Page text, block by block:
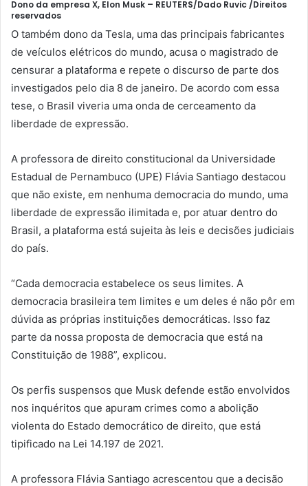
Dono da empresa X, Elon Musk – REUTERS/Dado Ruvic /Direitos
reservados
O também dono da Tesla, uma das principais fabricantes
de veículos elétricos do mundo, acusa o magistrado de
censurar a plataforma e repete o discurso de parte dos
investigados pelo dia 8 de janeiro. De acordo com essa
tese, o Brasil viveria uma onda de cerceamento da
liberdade de expressão.
A professora de direito constitucional da Universidade
Estadual de Pernambuco (UPE) Flávia Santiago destacou
que não existe, em nenhuma democracia do mundo, uma
liberdade de expressão ilimitada e, por atuar dentro do
Brasil, a plataforma está sujeita às leis e decisões judiciais
do país.
“Cada democracia estabelece os seus limites. A
democracia brasileira tem limites e um deles é não pôr em
dúvida as próprias instituições democráticas. Isso faz
parte da nossa proposta de democracia que está na
Constituição de 1988”, explicou.
Os perfis suspensos que Musk defende estão envolvidos
nos inquéritos que apuram crimes como a abolição
violenta do Estado democrático de direito, que está
tipificado na Lei 14.197 de 2021.
A professora Flávia Santiago acrescentou que a decisão